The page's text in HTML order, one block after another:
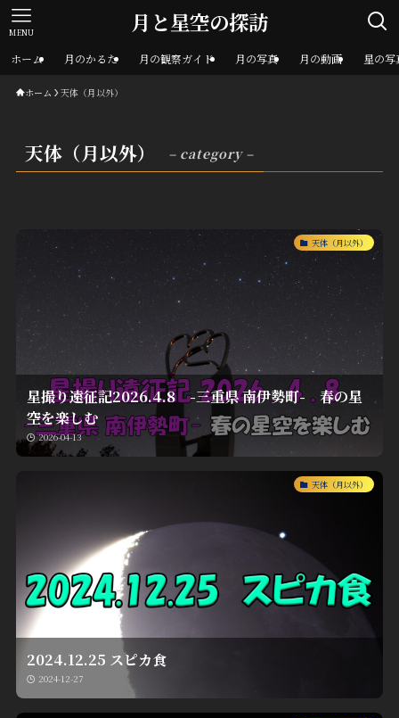
月と星空の探訪
MENU
ホーム 月のかるた 月の観察ガイド 月の写真 月の動画 星の写
ホーム 天体（月以外）
天体（月以外） – category –
天体（月以外）
星撮り遠征記2026.4.8 -三重県 南伊勢町- 春の星
空を楽しむ
2026-04-13
天体（月以外）
2024.12.25 スピカ食
2024-12-27